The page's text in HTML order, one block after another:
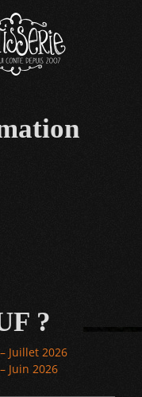
?
Juillet 2026
Juin 2026